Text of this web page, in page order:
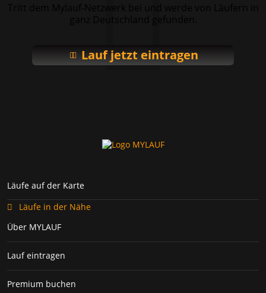
Lauf jetzt eintragen
Läufe auf der Karte
Läufe in der Nähe
Über MYLAUF
Lauf eintragen
Premium buchen